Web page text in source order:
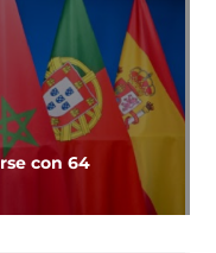
con 64